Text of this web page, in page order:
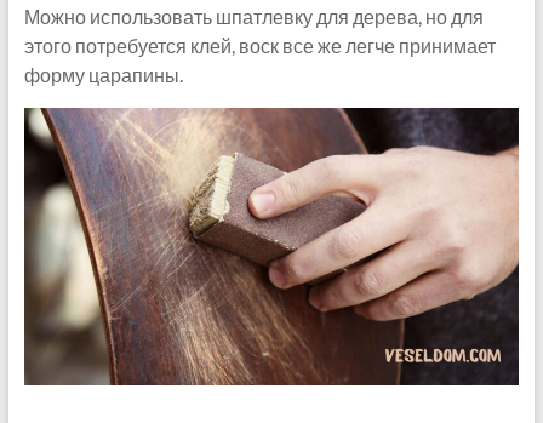
Можно использовать шпатлевку для дерева, но для
этого потребуется клей, воск все же легче принимает
форму царапины.